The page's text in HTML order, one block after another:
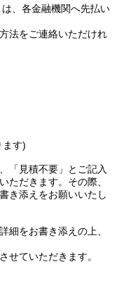
、各金融機関へ先払い
法をご連絡いただけれ
ます)
「見積不要」とご記入
ただきます。その際、
き添えをお願いいたし
細をお書き添えの上、
せていただきます。